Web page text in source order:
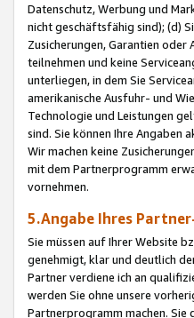
Datenschutz, Werbung und
nicht geschäftsfähig sind); (d)
Zusicherungen, Garantien oder
teilnehmen und keine
unterliegen, in dem Sie
amerikanische Ausfuhr- und
Technologie und Leistungen
sind. Sie können Ihre Angaben
Wir machen keine
mit dem Partnerprogramm
vornehmen.
5.Angabe Ihres
Sie müssen auf Ihrer Website
genehmigt, klar und deutlich
Partner verdiene ich an
werden Sie ohne unsere
Partnerprogramm machen. Sie